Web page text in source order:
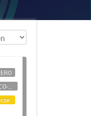
PERSONAL CIENTÍFICO-TECNOLÓGICO
csv